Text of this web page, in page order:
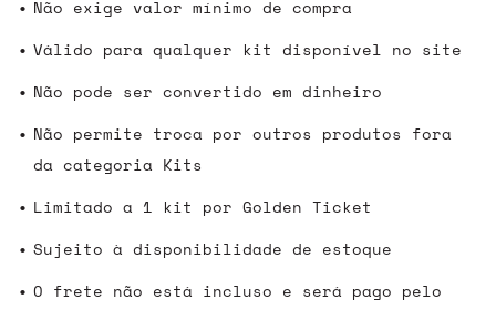
Não exige valor mínimo de compra
Válido para qualquer kit disponível no site
Não pode ser convertido em dinheiro
Não permite troca por outros produtos fora
da categoria Kits
Limitado a 1 kit por Golden Ticket
Sujeito à disponibilidade de estoque
O frete não está incluso e será pago pelo